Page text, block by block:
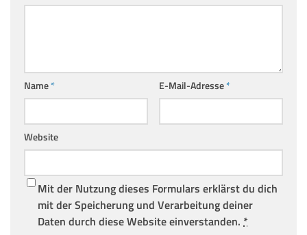
Name* E-Mail-Adresse*
Website
Mit der Nutzung dieses Formulars erklärst du dich
mit der Speicherung und Verarbeitung deiner
Daten durch diese Website einverstanden. *